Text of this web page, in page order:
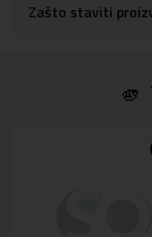
Zašto staviti